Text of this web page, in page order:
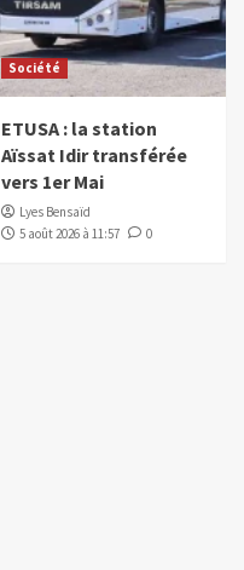
Société
ETUSA : la station
Aïssat Idir transférée
vers 1er Mai
Lyes Bensaïd
5 août 2026 à 11:57
0